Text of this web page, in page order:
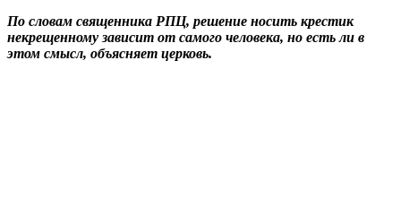
По словам священника РПЦ, решение носить крестик
некрещенному зависит от самого человека, но есть ли в
этом смысл, объясняет церковь.